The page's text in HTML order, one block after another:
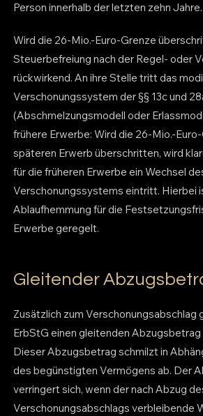
Person innerhalb der letzten zehn Jahre.
Wird die 26-Mio.-Euro-Grenze
Steuerbefreiung nach der Regel- oder
rückwirkend. An ihre Stelle tritt das
Verschonungssystem der §§ 13c und
(Abschmelzungsmodell oder
frühere Erwerbe: Wird die 26-Mio.-
späteren Erwerb überschritten, wird
für die früheren Erwerbe ein Wechsel
Verschonungssystems eintritt. Hierbei
Ablaufhemmung für die
Erwerbe geregelt.
Gleitender
Zusätzlich zum Verschonungsabschlag
ErbStG einen gleitenden Abzugsbetrag
Dieser Abzugsbetrag schmilzt in
des begünstigten Vermögens ab. Der
verringert sich, wenn der nach Abzug
Verschonungsabschlags verbleibende